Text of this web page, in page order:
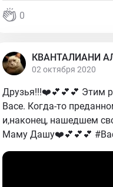
0
КВАНТАЛИАНИ
02 октября 2020
Друзья!!!❤️💕💕💕 Этим
Васе. Когда-то
и,наконец, нашедшем
Маму Дашу❤️💕💕💕